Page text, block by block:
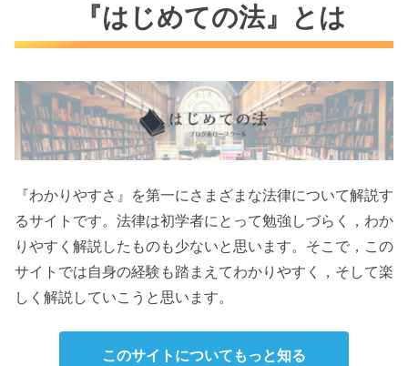
『はじめての法』とは
『わかりやすさ』を第一にさまざまな法律について解説す
るサイトです。法律は初学者にとって勉強しづらく，わか
りやすく解説したものも少ないと思います。そこで，この
サイトでは自身の経験も踏まえてわかりやすく，そして楽
しく解説していこうと思います。
このサイトについてもっと知る